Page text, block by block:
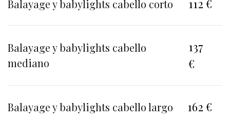
Balayage y babylights cabello corto 112 €
Balayage y babylights cabello
mediano
137
€
Balayage y babylights cabello largo 162 €